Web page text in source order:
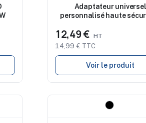
Adaptateur universel
personnalisé haute
12,49 €
14,99 € TTC
Voir le produit